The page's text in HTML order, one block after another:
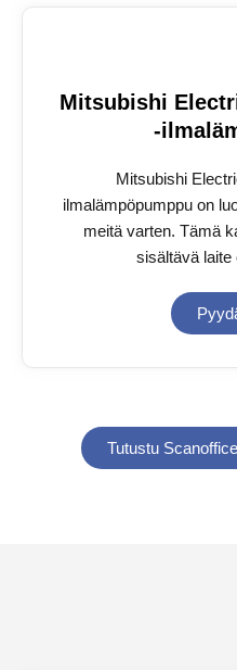
Mitsubishi
-
Mitsubishi
ilmalämpöpumppu on
meitä varten. Tämä
sisältävä laite
Tutustu